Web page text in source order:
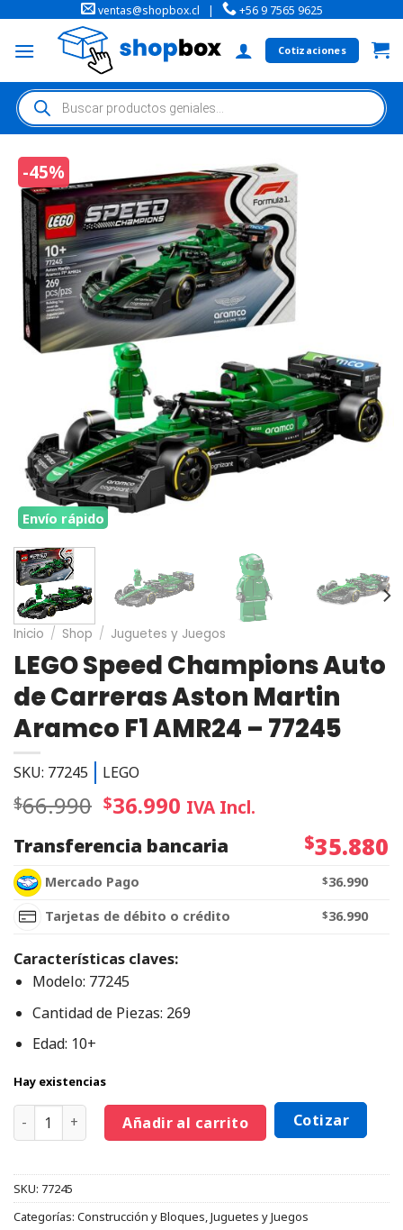
ventas@shopbox.cl | +56 9 7565 9625
Cotizaciones
-45%
Envío rápido
Inicio / Shop / Juguetes y Juegos
LEGO Speed Champions Auto
de Carreras Aston Martin
Aramco F1 AMR24 – 77245
SKU: 77245 LEGO
$66.990 $36.990 IVA Incl.
Transferencia bancaria
$35.880
Mercado Pago $36.990
Tarjetas de débito o crédito
$36.990
Características claves:
Modelo: 77245
Cantidad de Piezas: 269
Edad: 10+
Hay existencias
Añadir al carrito Cotizar
SKU: 77245
Categorías: Construcción y Bloques,Juguetes y Juegos